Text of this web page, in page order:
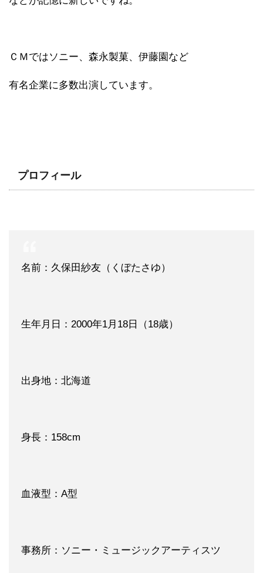
ＣＭではソニー、森永製菓、伊藤園など
有名企業に多数出演しています。
プロフィール
名前：久保田紗友（くぼたさゆ）
生年月日：2000年1月18日（18歳）
出身地：北海道
身長：158cm
血液型：A型
事務所：ソニー・ミュージックアーティスツ